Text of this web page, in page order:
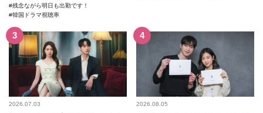
残念ながら明日も出勤です！
韓国ドラマ視聴率
2026.07.03 2026.08.05